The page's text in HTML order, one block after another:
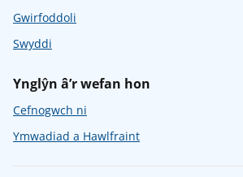
Gwirfoddoli
Swyddi
Ynglŷn â’r wefan hon
Cefnogwch ni
Ymwadiad a Hawlfraint